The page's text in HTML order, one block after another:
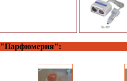
"Парфюмерия":